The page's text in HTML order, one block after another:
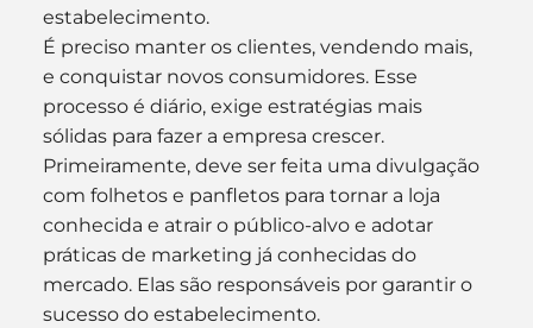
estabelecimento.
É preciso manter os clientes, vendendo mais,
e conquistar novos consumidores. Esse
processo é diário, exige estratégias mais
sólidas para fazer a empresa crescer.
Primeiramente, deve ser feita uma divulgação
com folhetos e panfletos para tornar a loja
conhecida e atrair o público-alvo e adotar
práticas de marketing já conhecidas do
mercado. Elas são responsáveis por garantir o
sucesso do estabelecimento.